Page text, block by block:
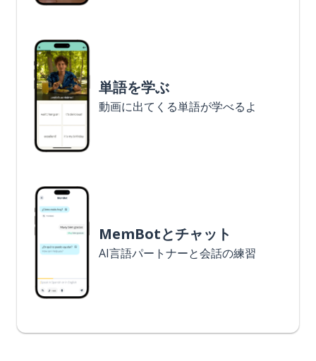
単語を学ぶ
動画に出てくる単語が学べるよ
MemBotとチャット
AI言語パートナーと会話の練習